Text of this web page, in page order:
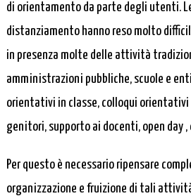
di orientamento da parte degli utenti.
distanziamento hanno reso molto
in presenza molte delle attività
amministrazioni pubbliche, scuole e
orientativi in classe, colloqui
genitori, supporto ai docenti, open day ,
Per questo è necessario ripensare
organizzazione e fruizione di tali